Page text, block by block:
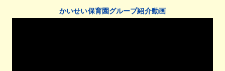
かいせい保育園グループ紹介動画